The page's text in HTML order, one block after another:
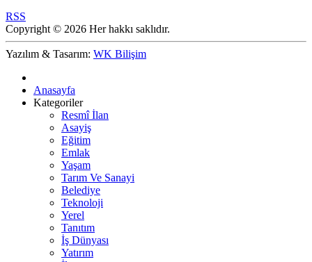
RSS
Copyright © 2026 Her hakkı saklıdır.
Yazılım & Tasarım: WK Bilişim
Anasayfa
Kategoriler
Resmî İlan
Asayiş
Eğitim
Emlak
Yaşam
Tarım Ve Sanayi
Belediye
Teknoloji
Yerel
Tanıtım
İş Dünyası
Yatırım